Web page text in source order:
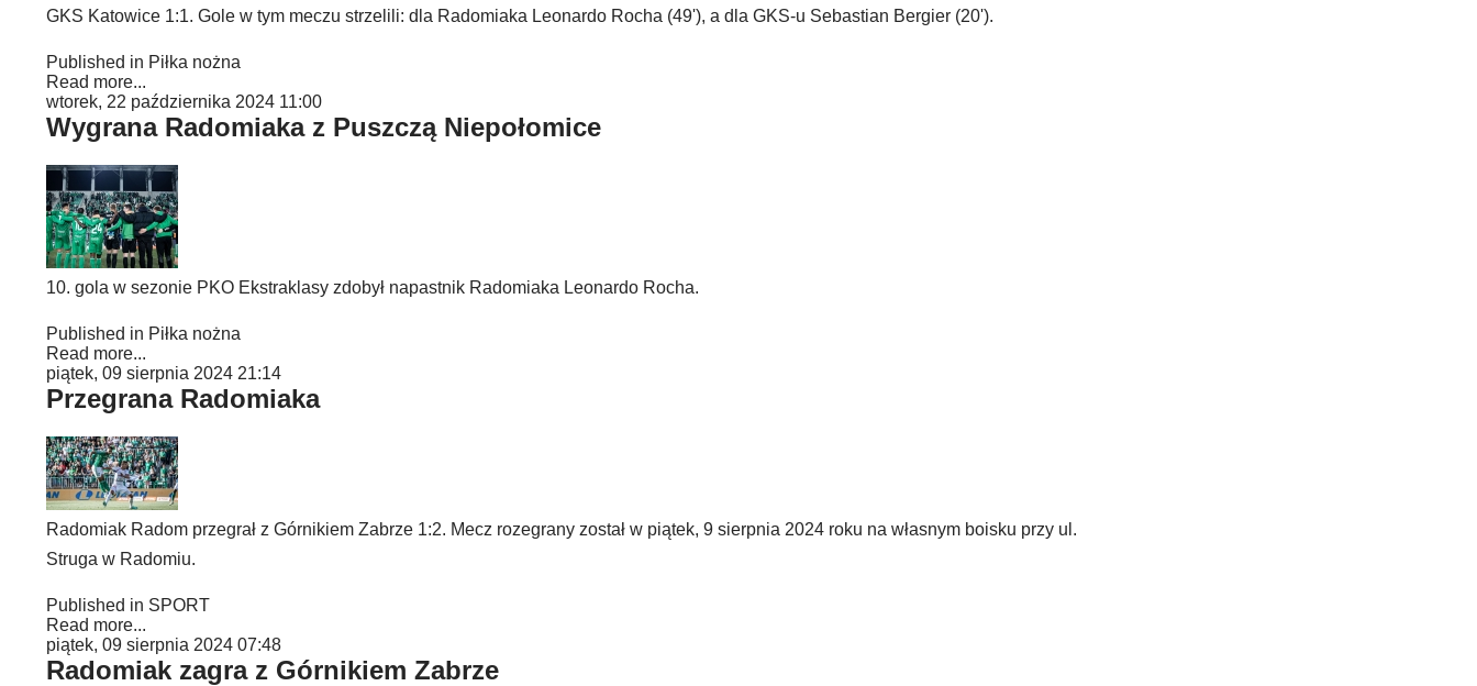
GKS Katowice 1:1. Gole w tym meczu strzelili: dla Radomiaka Leonardo Rocha (49'), a dla GKS-u Sebastian Bergier (20').
Published in Piłka nożna
Read more...
wtorek, 22 października 2024 11:00
Wygrana Radomiaka z Puszczą Niepołomice
10. gola w sezonie PKO Ekstraklasy zdobył napastnik Radomiaka Leonardo Rocha.
Published in Piłka nożna
Read more...
piątek, 09 sierpnia 2024 21:14
Przegrana Radomiaka
Radomiak Radom przegrał z Górnikiem Zabrze 1:2. Mecz rozegrany został w piątek, 9 sierpnia 2024 roku na własnym boisku przy ul.
Struga w Radomiu.
Published in SPORT
Read more...
piątek, 09 sierpnia 2024 07:48
Radomiak zagra z Górnikiem Zabrze